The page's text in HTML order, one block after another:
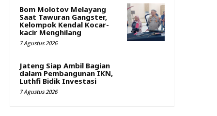
Bom Molotov Melayang
Saat Tawuran Gangster,
Kelompok Kendal Kocar-
kacir Menghilang
7 Agustus 2026
Jateng Siap Ambil Bagian
dalam Pembangunan IKN,
Luthfi Bidik Investasi
7 Agustus 2026